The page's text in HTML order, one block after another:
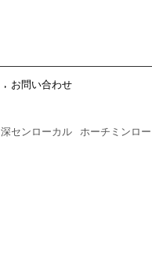
お問い合わせ
深センローカル ホーチミンロ